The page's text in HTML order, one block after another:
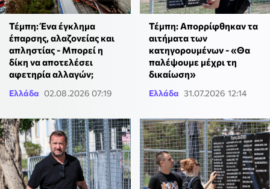
Τέμπη: Ένα έγκλημα
έπαρσης, αλαζονείας και
απληστίας - Μπορεί η
δίκη να αποτελέσει
αφετηρία αλλαγών;
Ελλάδα 02.08.2026 07:19
Τέμπη: Απορρίφθηκαν τα
αιτήματα των
κατηγορουμένων - «Θα
παλέψουμε μέχρι τη
δικαίωση»
Ελλάδα 31.07.2026 12:14